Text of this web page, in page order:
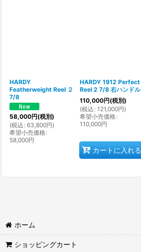
HARDY
Featherweight Reel ２
7/8
58,000円(税別)
(税込 : 63,800円)
希望小売価格:
58,000円
HARDY 1912 Perfect
Reel 2 7/8 右ハンドル
110,000円(税別)
(税込 : 121,000円)
希望小売価格:
110,000円
カートに入れる
ホーム
ショッピングカート